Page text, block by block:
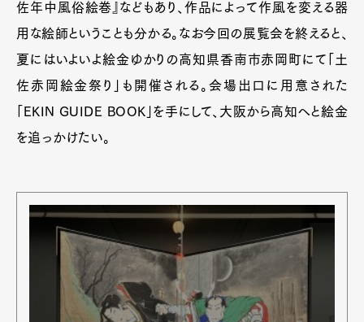
佐年中風俗絵巻』などもあり、作品によって作風を変える器
用な絵師ということも分かる。なお今回の展覧会を終えると、
夏にはいよいよ絵金ゆかりの高知県香南市赤岡町にて「土
佐赤岡絵金祭り」も開催される。会場出口に用意された
「EKIN GUIDE BOOK」を手にして、大阪から高知へと絵金
を追っかけたい。